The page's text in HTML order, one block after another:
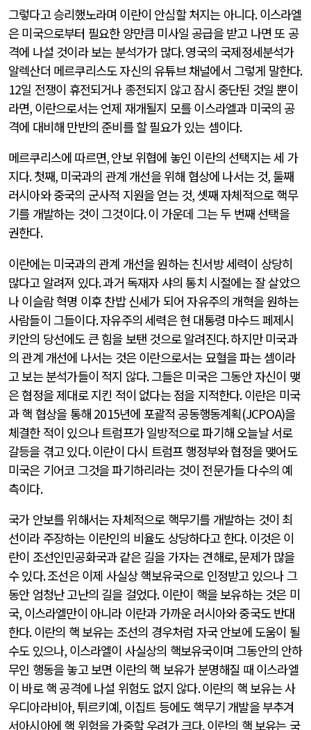
그렇다고 승리했노라며 이란이 안심할 처지는 아니다.이스라엘
은 미국으로부터 필요한 양만큼 미사일 공급을 받고 나면 또 공
격에 나설 것이라 보는 분석가가 많다.영국의 국제정세분석가
알렉산더 메르쿠리스도 자신의 유튜브 채널에서 그렇게 말한다.
12일 전쟁이 휴전되거나 종전되지 않고 잠시 중단된 것일 뿐이
라면, 이란으로서는 언제 재개될지 모를 이스라엘과 미국의 공
격에 대비해 만반의 준비를 할 필요가 있는 셈이다.
메르쿠리스에 따르면,안보 위협에 놓인 이란의 선택지는 세 가
지다.첫째, 미국과의 관계 개선을 위해 협상에 나서는 것, 둘째
러시아와 중국의 군사적 지원을 얻는 것,셋째 자체적으로 핵무
기를 개발하는 것이 그것이다.이 가운데 그는 두 번째 선택을
권한다.
이란에는 미국과의 관계 개선을 원하는 친서방 세력이 상당히
많다고 알려져 있다.과거 독재자 샤의 통치 시절에는 잘 살았으
나 이슬람 혁명 이후 찬밥 신세가 되어 자유주의 개혁을 원하는
사람들이 그들이다.자유주의 세력은 현 대통령 마수드 페제시
키안의 당선에도 큰 힘을 보탠 것으로 알려진다.하지만 미국과
의 관계 개선에 나서는 것은 이란으로서는 묘혈을 파는 셈이라
고 보는 분석가들이 적지 않다.그들은 미국은 그동안 자신이 맺
은 협정을 제대로 지킨 적이 없다는 점을 지적한다.이란은 미국
과 핵 협상을 통해 2015년에 포괄적 공동행동계획(JCPOA)을
체결한 적이 있으나 트럼프가 일방적으로 파기해 오늘날 서로
갈등을 겪고 있다.이란이 다시 트럼프 행정부와 협정을 맺어도
미국은 기어코 그것을 파기하리라는 것이 전문가들 다수의 예
측이다.
국가 안보를 위해서는 자체적으로 핵무기를 개발하는 것이 최
선이라 주장하는 이란인의 비율도 상당하다고 한다.이것은 이
란이 조선인민공화국과 같은 길을 가자는 견해로,문제가 많을
수 있다.조선은 이제 사실상 핵보유국으로 인정받고 있으나 그
동안 엄청난 고난의 길을 걸었다.이란이 핵을 보유하는 것은 미
국, 이스라엘만이 아니라 이란과 가까운 러시아와 중국도 반대
한다.이란의 핵 보유는 조선의 경우처럼 자국 안보에 도움이 될
수도 있으나, 이스라엘이 사실상의 핵보유국이며 그동안의 안하
무인 행동을 놓고 보면 이란의 핵 보유가 분명해질 때 이스라엘
이 바로 핵 공격에 나설 위험도 없지 않다.이란의 핵 보유는 사
우디아라비아, 튀르키예, 이집트 등에도 핵무기 개발을 부추겨
서아시아에 핵 위험을 가중할 우려가 크다.이란의 핵 보유는 국